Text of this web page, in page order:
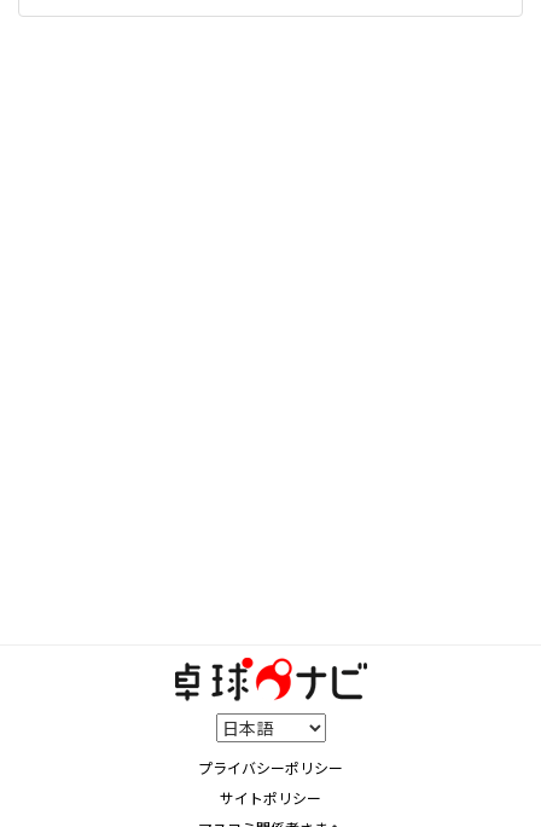
プライバシーポリシー
サイトポリシー